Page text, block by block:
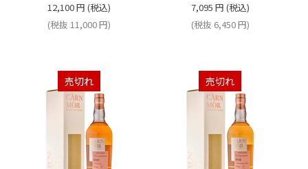
12,100円 (税込)
(税抜 11,000円)
7,095 円 (税込)
(税抜 6,450円)
売切れ 売切れ